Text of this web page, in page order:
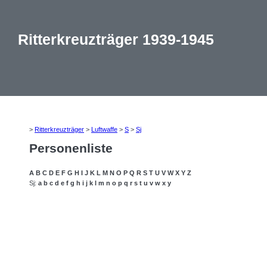
Ritterkreuzträger 1939-1945
> Ritterkreuzträger > Luftwaffe > S > Sj
Personenliste
A B C D E F G H I J K L M N O P Q R S T U V W X Y Z
Sj: a b c d e f g h i j k l m n o p q r s t u v w x y